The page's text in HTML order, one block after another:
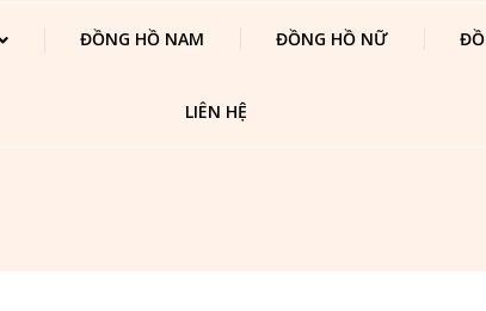
ĐỒNG HỒ NAM ĐỒNG HỒ NỮ
LIÊN HỆ